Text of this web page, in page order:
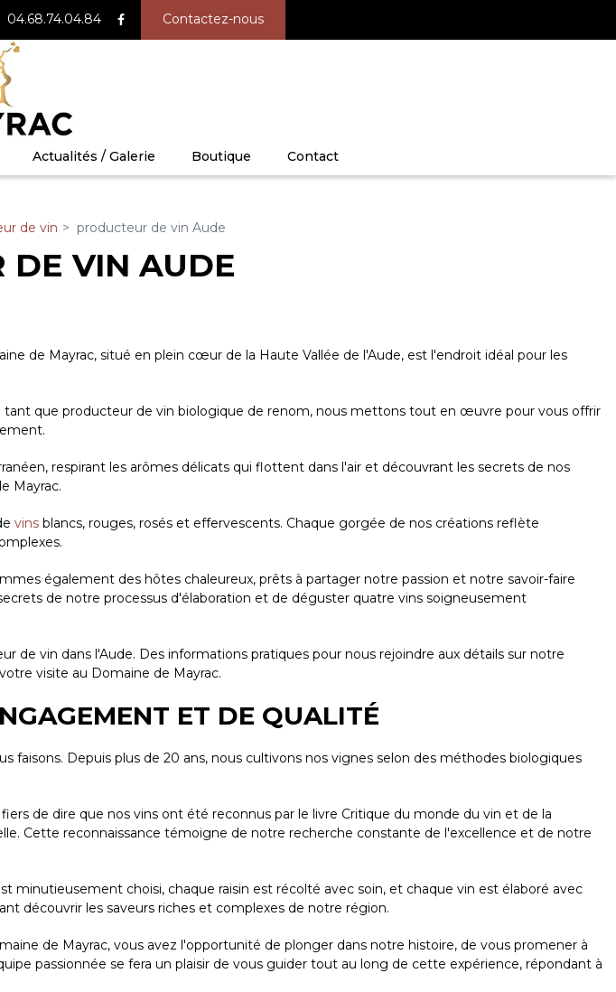
04.68.74.04.84 Contactez-nous
Actualités / Galerie Boutique Contact
de vin producteur de vin Aude
DE VIN AUDE
de Mayrac, situé en plein cœur de la Haute Vallée de l'Aude, est l'endroit idéal pour les
tant que producteur de vin biologique de renom, nous mettons tout en œuvre pour vous offrir
respirant les arômes délicats qui flottent dans l'air et découvrant les secrets de nos
Mayrac.
vins blancs, rouges, rosés et effervescents. Chaque gorgée de nos créations reflète
également des hôtes chaleureux, prêts à partager notre passion et notre savoir-faire
de notre processus d'élaboration et de déguster quatre vins soigneusement
vin dans l'Aude. Des informations pratiques pour nous rejoindre aux détails sur notre
visite au Domaine de Mayrac.
ET DE QUALITÉ
Depuis plus de 20 ans, nous cultivons nos vignes selon des méthodes biologiques
de dire que nos vins ont été reconnus par le livre Critique du monde du vin et de la
Cette reconnaissance témoigne de notre recherche constante de l'excellence et de notre
minutieusement choisi, chaque raisin est récolté avec soin, et chaque vin est élaboré avec
découvrir les saveurs riches et complexes de notre région.
de Mayrac, vous avez l'opportunité de plonger dans notre histoire, de vous promener à
passionnée se fera un plaisir de vous guider tout au long de cette expérience, répondant à